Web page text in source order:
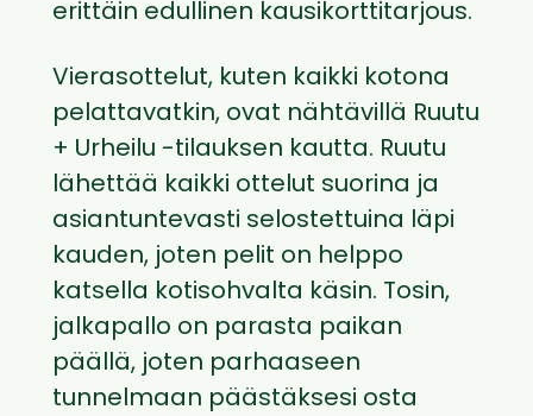
erittäin edullinen kausikorttitarjous.
Vierasottelut, kuten kaikki kotona
pelattavatkin, ovat nähtävillä Ruutu
+ Urheilu -tilauksen kautta. Ruutu
lähettää kaikki ottelut suorina ja
asiantuntevasti selostettuina läpi
kauden, joten pelit on helppo
katsella kotisohvalta käsin. Tosin,
jalkapallo on parasta paikan
päällä, joten parhaaseen
tunnelmaan päästäksesi osta